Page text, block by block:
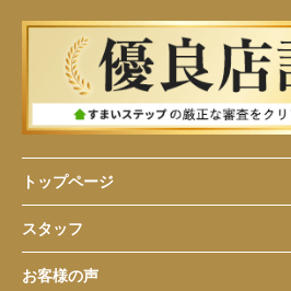
トップページ
スタッフ
お客様の声